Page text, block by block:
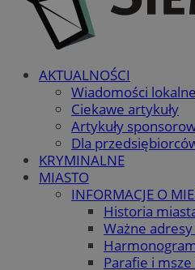
AKTUALNOŚCI
Wiadomości lokalne
Ciekawe artykuły
Artykuły
Dla
KRYMINALNE
MIASTO
INFORMACJE O
Historia
Ważne
Parafie i